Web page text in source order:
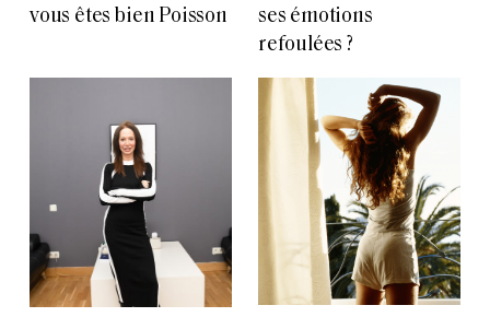
vous êtes bien Poisson
ses émotions
refoulées ?